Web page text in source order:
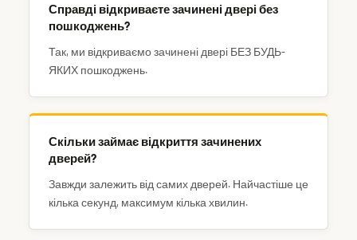
Справді відкриваєте зачинені двері без
пошкоджень?
Так, ми відкриваємо зачинені двері БЕЗ БУДЬ-
ЯКИХ пошкоджень.
Скільки займає відкриття зачинених
дверей?
Завжди залежить від самих дверей. Найчастіше це
кілька секунд, максимум кілька хвилин.